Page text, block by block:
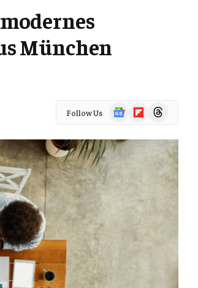
München
Follow Us
Google
News
FlipboardThreads